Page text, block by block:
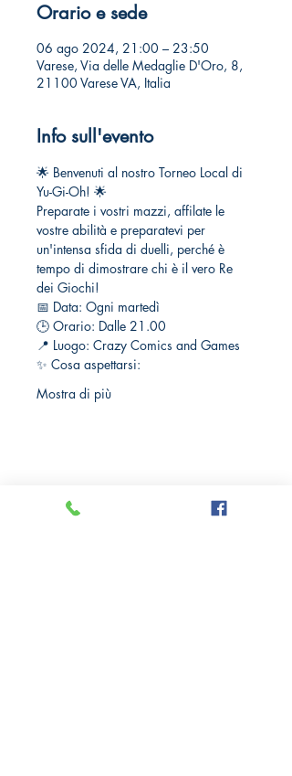
Orario e sede
06 ago 2024, 21:00 – 23:50
Varese, Via delle Medaglie D'Oro, 8,
21100 Varese VA, Italia
Info sull'evento
🌟 Benvenuti al nostro Torneo Local di
Yu-Gi-Oh! 🌟
Preparate i vostri mazzi, affilate le
vostre abilità e preparatevi per
un'intensa sfida di duelli, perché è
tempo di dimostrare chi è il vero Re
dei Giochi!
📅 Data: Ogni martedì
🕒 Orario: Dalle 21.00
📍 Luogo: Crazy Comics and Games
✨ Cosa aspettarsi:
Mostra di più